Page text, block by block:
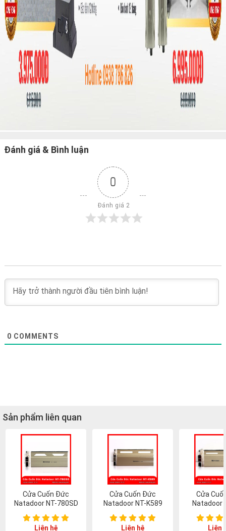
Đánh giá & Bình luận
0
Đánh giá 2
0 COMMENTS
Sản phẩm liên quan
Cửa Cuốn Đức
Natadoor NT-780SD
Liên hệ
Cửa Cuốn Đức
Natadoor NT-K589
Liên hệ
Cửa
Natadoor
Liên